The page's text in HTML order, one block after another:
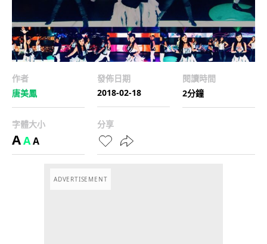
作者
唐美鳳
發佈日期
2018-02-18
閱讀時間
2分鐘
字體大小
AAA
分享
ADVERTISEMENT